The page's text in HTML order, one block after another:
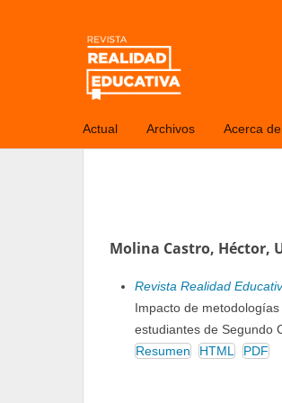
Actual Archivos Acerca de
Molina Castro, Héctor,
Revista Realidad
Impacto de
estudiantes de Segundo
Resumen
HTML PDF